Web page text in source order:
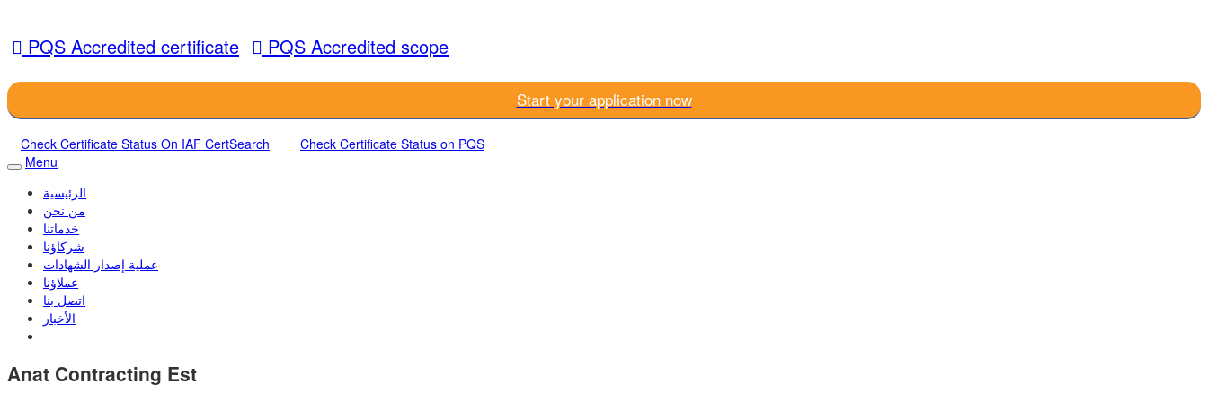
PQS Accredited certificate PQS Accredited scope
Start your application now
Check Certificate Status On IAF CertSearch
Check Certificate Status on PQS
Menu
الرئيسية
من نحن
خدماتنا
شركاؤنا
عملية إصدار الشهادات
عملاؤنا
اتصل بنا
الأخبار
Anat Contracting Est